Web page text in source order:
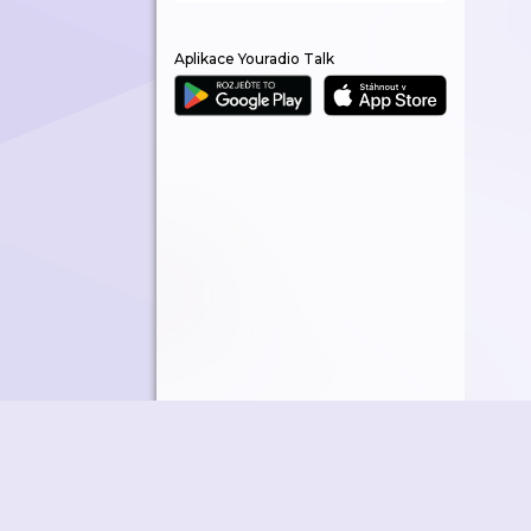
Aplikace Youradio Talk